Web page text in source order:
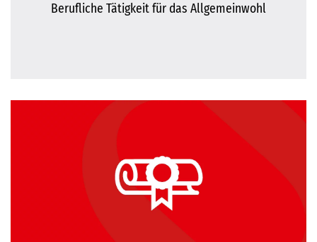
Berufliche Tätigkeit für das Allgemeinwohl